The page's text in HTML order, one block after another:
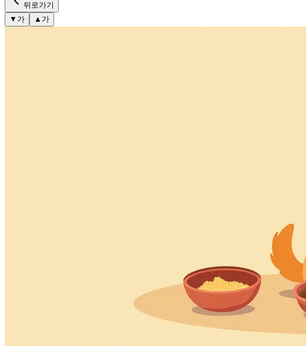
뒤로가기
▼ 가 ▲ 가